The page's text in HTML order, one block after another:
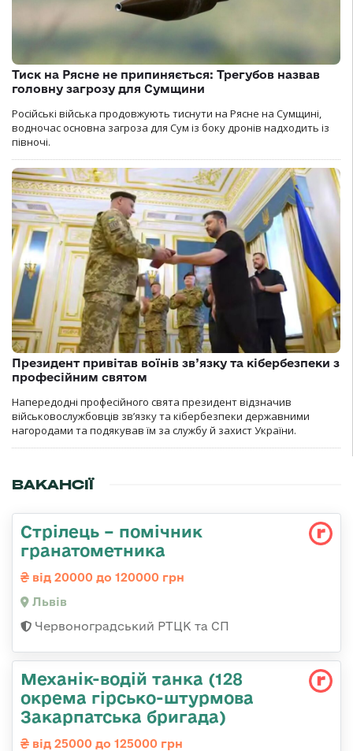
Тиск на Рясне не припиняється: Трегубов назвав
головну загрозу для Сумщини
Російські війська продовжують тиснути на Рясне на Сумщині,
водночас основна загроза для Сум із боку дронів надходить із
півночі.
Президент привітав воїнів зв’язку та кібербезпеки з
професійним святом
Напередодні професійного свята президент відзначив
військовослужбовців зв’язку та кібербезпеки державними
нагородами та подякував їм за службу й захист України.
ВАКАНСІЇ
Стрілець – помічник
гранатометника
від 20000 до 120000 грн
Львів
Червоноградський РТЦК та СП
Механік-водій танка (128
окрема гірсько-штурмова
Закарпатська бригада)
від 25000 до 125000 грн